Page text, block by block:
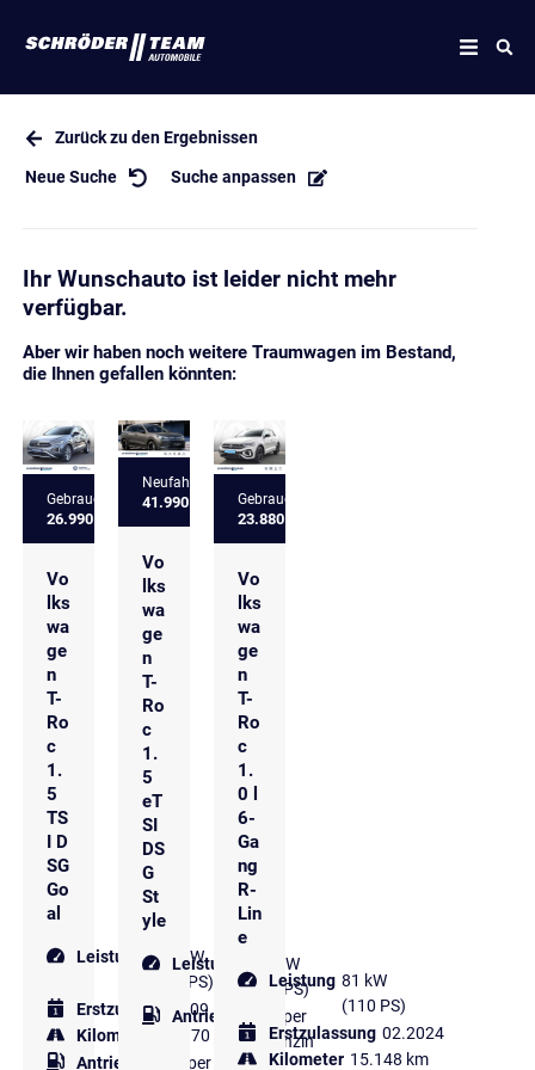
Zurück zu den Ergebnissen
Neue Suche Suche anpassen
Ihr Wunschauto ist leider nicht mehr
verfügbar.
Aber wir haben noch weitere Traumwagen im Bestand,
die Ihnen gefallen könnten:
Gebrauchtfahrzeug
26.990 €
Vo
lks
wa
ge
n
T-
Ro
c
1.
5
TS
I D
SG
Go
al
Leistung 110 kW
(150 PS)
Erstzulassung 09.2024
Kilometer
36.970 km
Antriebsart
Super
Neufahrzeug
41.990 €
Vo
lks
wa
ge
n
T-
Ro
c
1.
5
eT
SI
DS
G
St
yle
Leistung
110 kW
(150 PS)
Antriebsart
Super
Benzin
Gebrauchtfahrzeug
23.880 €
Vo
lks
wa
ge
n
T-
Ro
c
1.
0 l
6-
Ga
ng
R-
Lin
e
Leistung 81 kW
(110 PS)
Erstzulassung 02.2024
Kilometer 15.148 km